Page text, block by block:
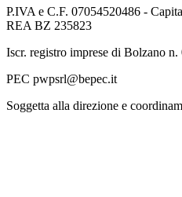
P.IVA e C.F. 07054520486 -
REA BZ 235823
Iscr. registro imprese di Bolzano
PEC pwpsrl@bepec.it
Soggetta alla direzione e